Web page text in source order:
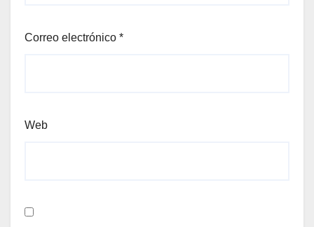
Correo electrónico *
Web